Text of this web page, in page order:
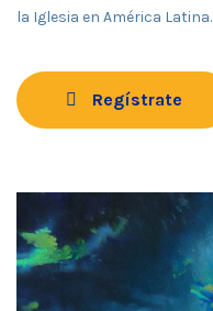
la Iglesia en América Latina.
Regístrate